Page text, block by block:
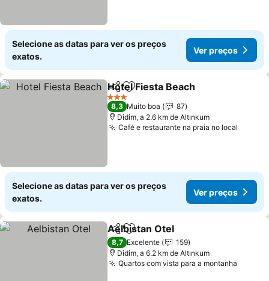
Selecione as datas para ver os preços
exatos.
Ver preços
PartilharAdicionar aos favoritos
Hotel Fiesta Beach
3 Estrelas
8,3 Muito boa
87
Didim, a 2.6 km de Altınkum
Café e restaurante na praia no local
Selecione as datas para ver os preços
exatos.
Ver preços
PartilharAdicionar aos favoritos
Aelbistan Otel
8,7 Excelente
159
Didim, a 6.2 km de Altınkum
Quartos com vista para a montanha